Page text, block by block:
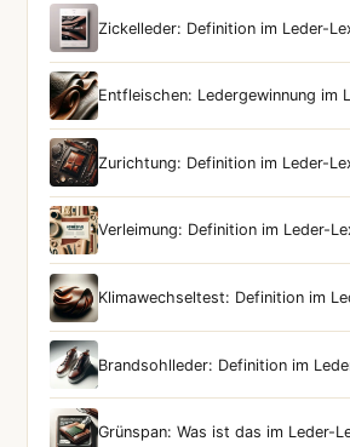
Zickelleder: Definition im Leder-
Entfleischen: Ledergewinnung im
Zurichtung: Definition im Leder-
Verleimung: Definition im Leder-
Klimawechseltest: Definition im
Brandsohlleder: Definition im
Grünspan: Was ist das im Leder-